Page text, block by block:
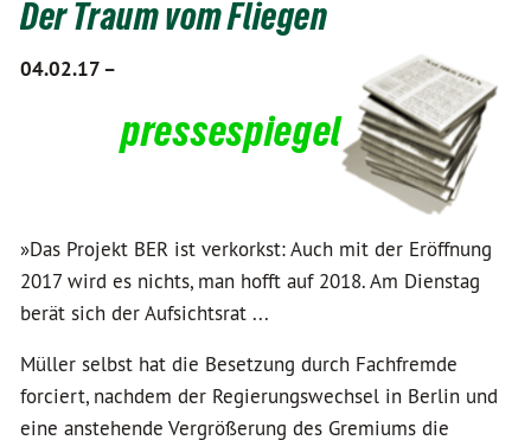
Der Traum vom Fliegen
04.02.17 –
pressespiegel
»Das Projekt BER ist verkorkst: Auch mit der Eröffnung
2017 wird es nichts, man hofft auf 2018. Am Dienstag
berät sich der Aufsichtsrat ...
Müller selbst hat die Besetzung durch Fachfremde
forciert, nachdem der Regierungswechsel in Berlin und
eine anstehende Vergrößerung des Gremiums die